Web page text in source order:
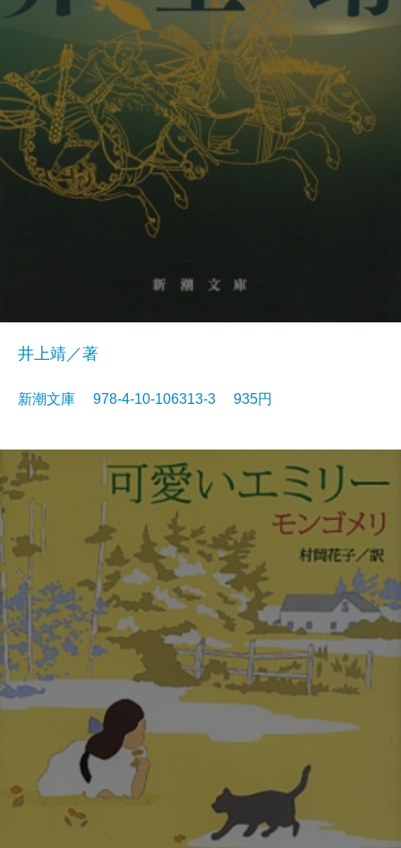
井上靖／著
新潮文庫 978-4-10-106313-3 935円